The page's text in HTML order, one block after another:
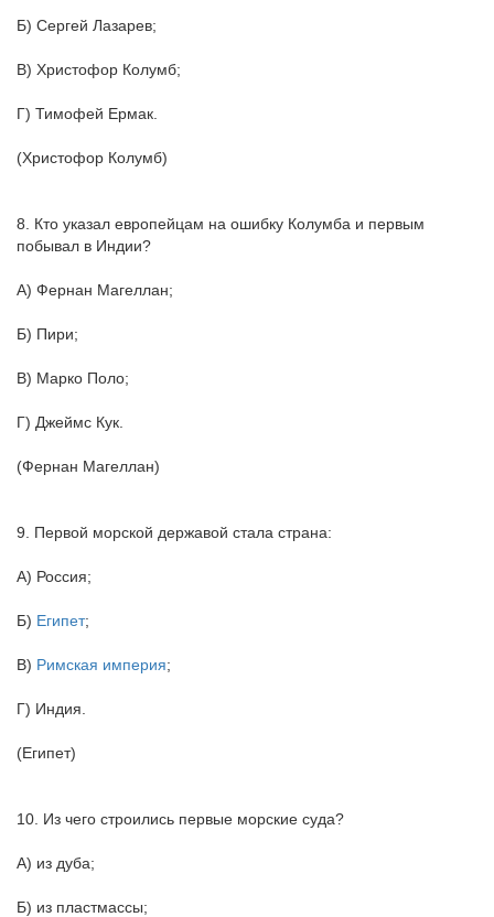
Б) Сергей Лазарев;
В) Христофор Колумб;
Г) Тимофей Ермак.
(Христофор Колумб)
8. Кто указал европейцам на ошибку Колумба и первым
побывал в Индии?
А) Фернан Магеллан;
Б) Пири;
В) Марко Поло;
Г) Джеймс Кук.
(Фернан Магеллан)
9. Первой морской державой стала страна:
А) Россия;
Б) Египет;
В) Римская империя;
Г) Индия.
(Египет)
10. Из чего строились первые морские суда?
А) из дуба;
Б) из пластмассы;